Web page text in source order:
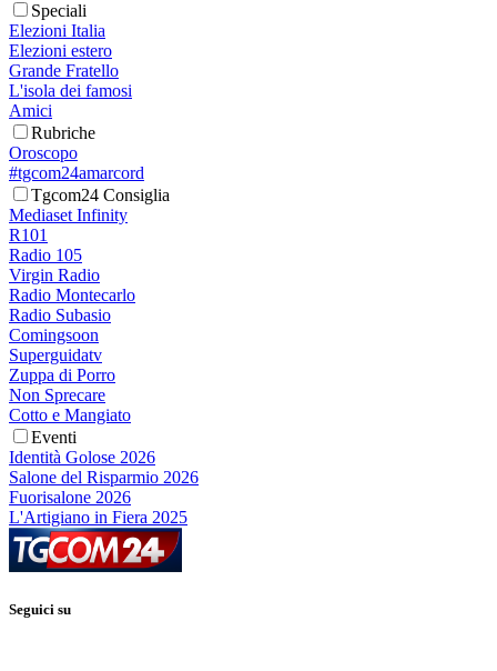
Speciali
Elezioni Italia
Elezioni estero
Grande Fratello
L'isola dei famosi
Amici
Rubriche
Oroscopo
#tgcom24amarcord
Tgcom24 Consiglia
Mediaset Infinity
R101
Radio 105
Virgin Radio
Radio Montecarlo
Radio Subasio
Comingsoon
Superguidatv
Zuppa di Porro
Non Sprecare
Cotto e Mangiato
Eventi
Identità Golose 2026
Salone del Risparmio 2026
Fuorisalone 2026
L'Artigiano in Fiera 2025
Seguici su